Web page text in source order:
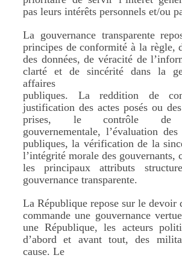
pas leurs intérêts personnels et/ou
La gouvernance transparente
principes de conformité à la règle,
des données, de véracité de
clarté et de sincérité dans la
affaires
publiques. La reddition de
justification des actes posés ou
prises, le contrôle de
gouvernementale, l’évaluation
publiques, la vérification de la
l’intégrité morale des gouvernants,
les principaux attributs
gouvernance transparente.
La République repose sur le devoir
commande une gouvernance
une République, les acteurs
d’abord et avant tout, des
cause. Le